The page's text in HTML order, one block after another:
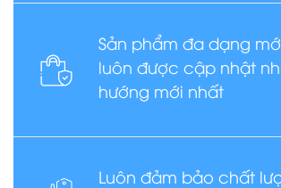
Sản phẩm đa dạng
luôn được cập nhật
hướng mới nhất
Luôn đảm bảo chất